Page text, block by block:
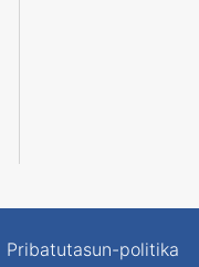
Pribatutasun-politika